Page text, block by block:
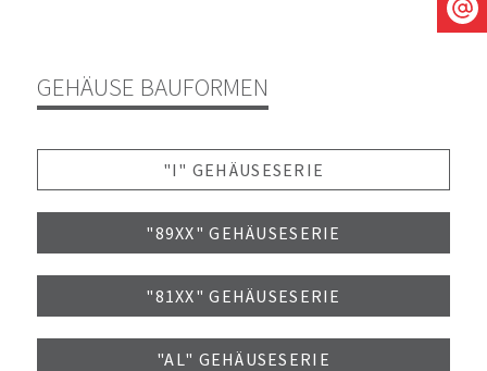
GEHÄUSE BAUFORMEN
"I" GEHÄUSESERIE
"89XX" GEHÄUSESERIE
"81XX" GEHÄUSESERIE
"AL" GEHÄUSESERIE